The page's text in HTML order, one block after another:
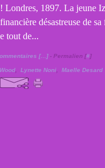
! Londres, 1897. La jeune
financière désastreuse de
e tout de...
[… ]- Permalien [#]
Lynette Noni Maelle Desard